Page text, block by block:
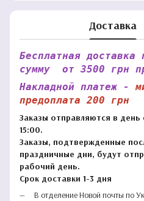
Доставка
Бесплатная доставка
сумму от 3500 грн
Накладной платеж -
предоплата 200 грн
Заказы отправляются в
15:00.
Заказы, подтвержденные
праздничные дни, будут
рабочий день.
Срок доставки 1-3 дня
В отделение Новой почты по